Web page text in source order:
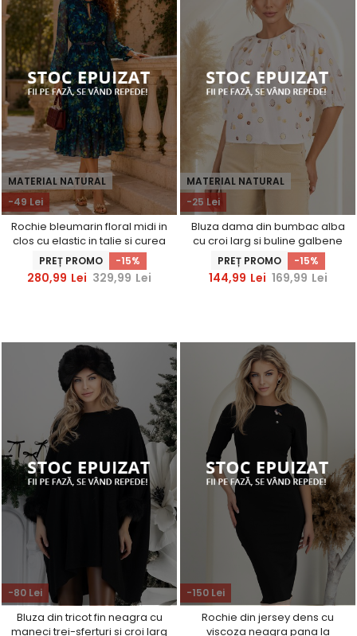
-49 Lei
MATERIAL NATURAL
Rochie bleumarin floral midi in
clos cu elastic in talie si curea
detasabila - StarShinerS
PREȚ PROMO -15%
280,99 Lei 329,99 Lei
-25 Lei
MATERIAL NATURAL
Bluza dama din bumbac alba
cu croi larg si buline galbene
PREȚ PROMO -15%
144,99 Lei 169,99 Lei
-80 Lei
Bluza din tricot fin neagra cu
maneci trei-sferturi si croi larg
-150 Lei
Rochie din jersey dens cu
viscoza neagra pana la